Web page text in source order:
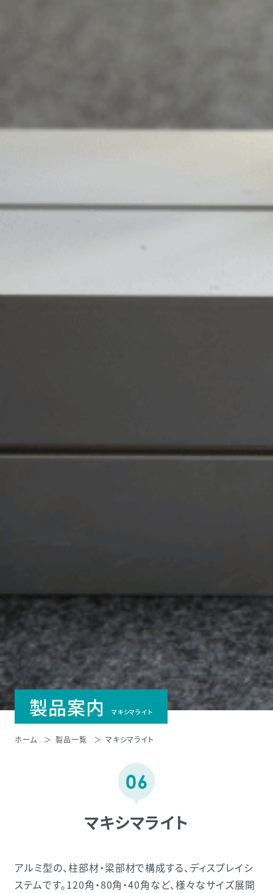
製品案内 マキシマライト
ホーム 製品一覧 マキシマライト
マキシマライト
アルミ型の、柱部材・梁部材で構成する、ディスプレイシ
ステムです。120⾓・80⾓・40⾓など、様々なサイズ展開